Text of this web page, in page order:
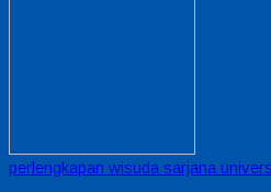
perlengkapan wisuda sarjana